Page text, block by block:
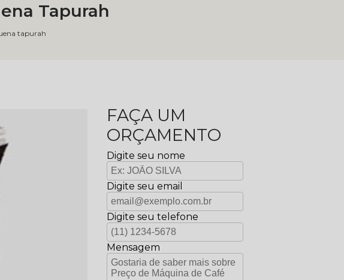
tapurah
Tapurah
FAÇA UM
ORÇAMENTO
Digite seu nome
Digite seu email
Digite seu telefone
Mensagem